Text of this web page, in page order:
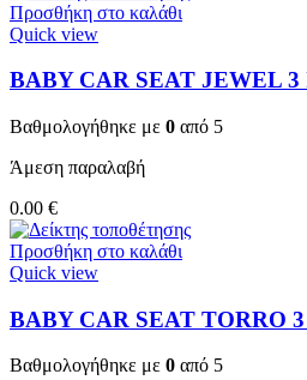
Προσθήκη στο καλάθι
Quick view
BABY CAR SEAT JEWEL 3
Βαθμολογήθηκε με 0 από 5
Άμεση παραλαβή
0.00 €
Προσθήκη στο καλάθι
Quick view
BABY CAR SEAT TORRO 3
Βαθμολογήθηκε με 0 από 5